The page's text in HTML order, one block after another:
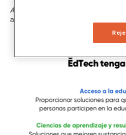
As partes interessadas
as tecnologias educacionais. As